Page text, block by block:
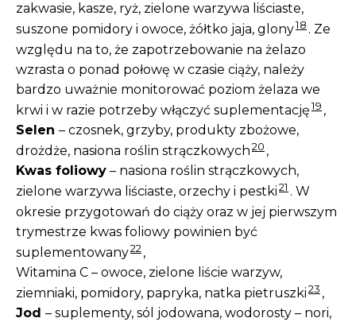
zakwasie, kasze, ryż, zielone warzywa liściaste,
suszone pomidory i owoce, żółtko jaja, glony18 . Ze
względu na to, że zapotrzebowanie na żelazo
wzrasta o ponad połowę w czasie ciąży, należy
bardzo uważnie monitorować poziom żelaza we
krwi i w razie potrzeby włączyć suplementację19 ,
Selen – czosnek, grzyby, produkty zbożowe,
drożdże, nasiona roślin strączkowych20 ,
Kwas foliowy – nasiona roślin strączkowych,
zielone warzywa liściaste, orzechy i pestki21 . W
okresie przygotowań do ciąży oraz w jej pierwszym
trymestrze kwas foliowy powinien być
suplementowany22 ,
Witamina C – owoce, zielone liście warzyw,
ziemniaki, pomidory, papryka, natka pietruszki23 ,
Jod – suplementy, sól jodowana, wodorosty – nori,